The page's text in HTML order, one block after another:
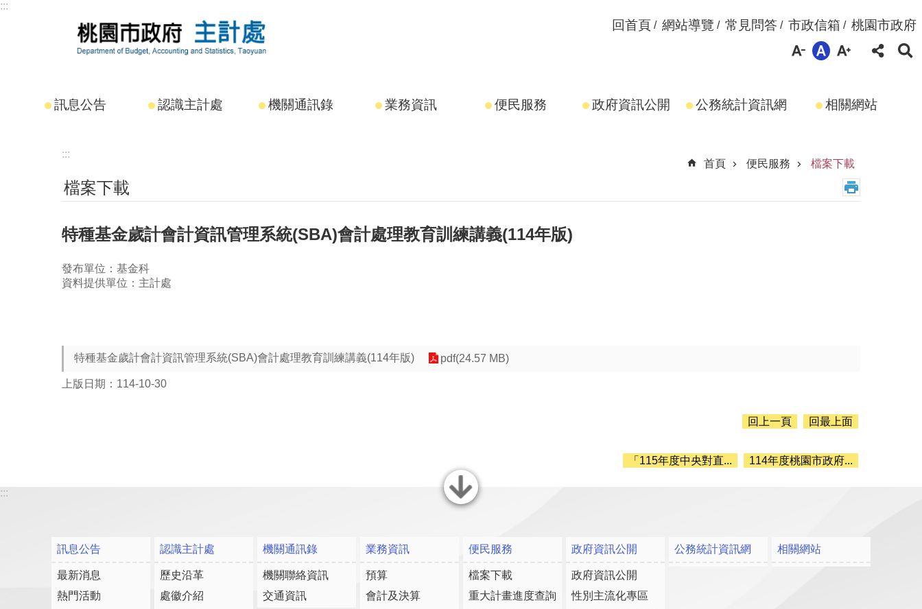
跳到主要內容區塊
:::
回首頁 網站導覽 常見問答 市政信箱 桃園市政府
訊息公告 認識主計處 機關通訊錄 業務資訊 便民服務 政府資訊公開 公務統計資訊網 相關網站
:::
首頁
便民服務 檔案下載
檔案下載
特種基金歲計會計資訊管理系統(SBA)會計處理教育訓練講義(114年版)
發布單位：基金科
資料提供單位：主計處
特種基金歲計會計資訊管理系統(SBA)會計處理教育訓練講義(114年版) pdf(24.57 MB)
上版日期：114-10-30
回上一頁 回最上面
「115年度中央對直... 114年度桃園市政府...
關閉
:::
訊息公告
最新消息
熱門活動
認識主計處
歷史沿革
處徽介紹
機關通訊錄
機關聯絡資訊
交通資訊
業務資訊
預算
會計及決算
便民服務
檔案下載
重大計畫進度查詢
政府資訊公開
政府資訊公開
性別主流化專區
公務統計資訊網 相關網站